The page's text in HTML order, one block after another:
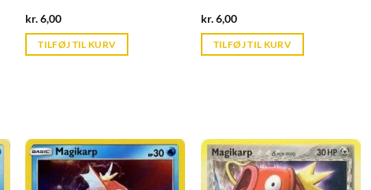
kr.6,00Current
is:
kr. 39,95.
TILFØJ TIL KURV
kr.6,00Current
is:
kr. 39,95.
TILFØJ TIL KURV